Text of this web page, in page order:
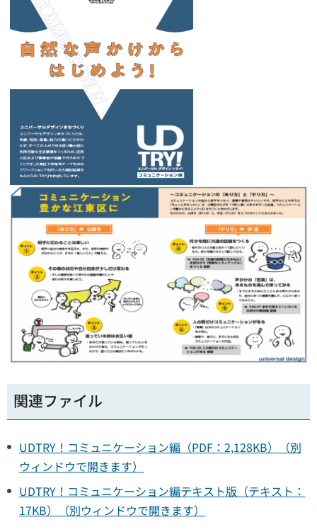
関連ファイル
UDTRY！コミュニケーション編（PDF：2,128KB）（別
ウィンドウで開きます）
UDTRY！コミュニケーション編テキスト版（テキスト：
17KB）（別ウィンドウで開きます）